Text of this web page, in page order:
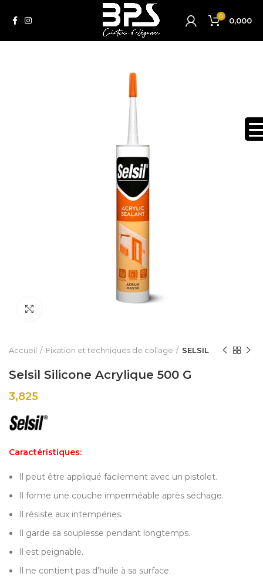
0 0,000
Accueil Fixation et techniques de collage SELSIL
Selsil Silicone Acrylique 500 G
3,825
Caractéristiques:
Il peut être appliqué facilement avec un pistolet.
Il forme une couche imperméable après séchage.
Il résiste aux intempéries.
Il garde sa souplesse pendant longtemps.
Il est peignable.
Il ne contient pas d’huile à sa surface.